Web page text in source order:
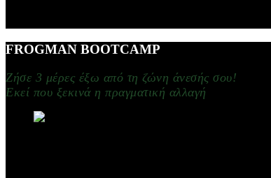
FROGMAN BOOTCAMP
Ζήσε 3 μέρες έξω από τη ζώνη άνεσής σου!
Eκεί που ξεκινά η πραγματική αλλαγή